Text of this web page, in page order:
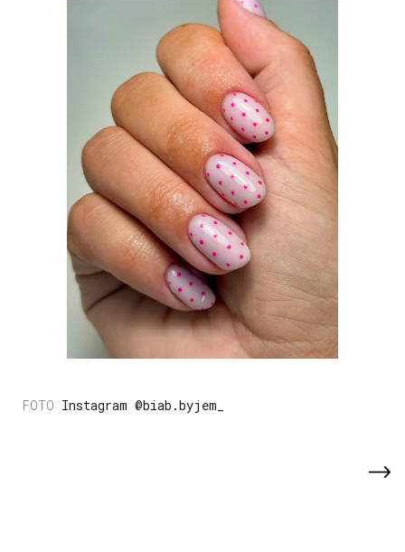
Instagram @biab.byjem_